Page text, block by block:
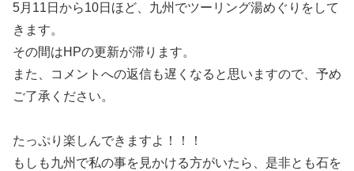
5月11日から10日ほど、九州でツーリング湯めぐりをして
きます。
その間はHPの更新が滞ります。
また、コメントへの返信も遅くなると思いますので、予め
ご了承ください。
たっぷり楽しんできますよ！！！
もしも九州で私の事を見かける方がいたら、是非とも石を